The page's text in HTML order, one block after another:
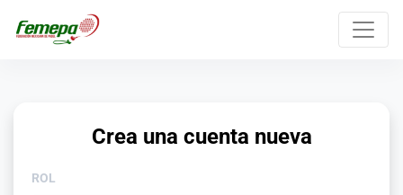
Crea una cuenta nueva
ROL